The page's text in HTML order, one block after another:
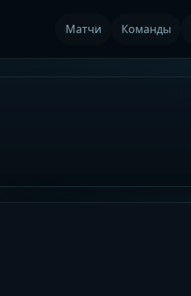
Матчи Команды